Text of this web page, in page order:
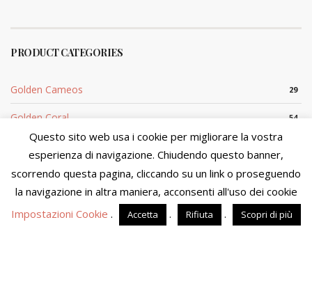
We are in the process of updating product availability and
prices. You will not be able to finalize your purchase at this
time. We apologize for the inconvenience and please visit the
site in a few days.
Dismiss
PRODUCT CATEGORIES
Golden Cameos 29
Golden Coral 54
Silver Cameo
Silver Coral 5
Questo sito web usa i cookie per migliorare la vostra
esperienza di navigazione. Chiudendo questo banner,
scorrendo questa pagina, cliccando su un link o proseguendo
la navigazione in altra maniera, acconsenti all'uso dei cookie
Impostazioni Cookie . Accetta . Rifiuta . Scopri di più